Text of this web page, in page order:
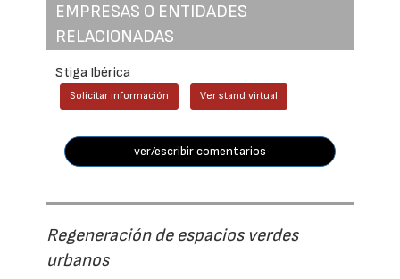
EMPRESAS O ENTIDADES
RELACIONADAS
Stiga Ibérica
Solicitar información Ver stand virtual
ver/escribir comentarios
Regeneración de espacios verdes
urbanos